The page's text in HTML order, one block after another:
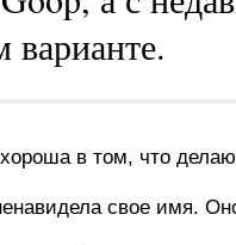
варианте.
хороша в том, что
свое имя.